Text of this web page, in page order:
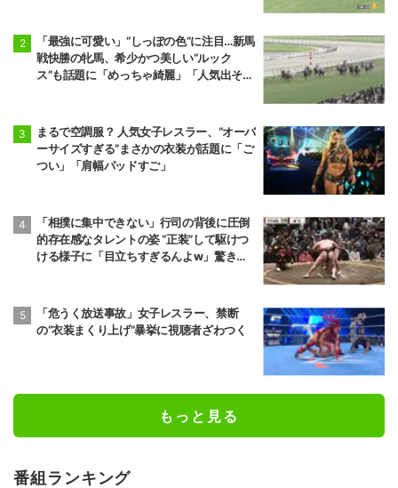
「最強に可愛い」“しっぽの色”に注目…新馬
戦快勝の牝馬、希少かつ美しい“ルック
ス”も話題に「めっちゃ綺麗」「人気出そ
まるで空調服？ 人気女子レスラー、“オーバ
ーサイズすぎる”まさかの衣装が話題に「ご
つい」「肩幅パッドすご」
「相撲に集中できない」行司の背後に圧倒
的存在感なタレントの姿 “正装”して駆けつ
ける様子に「目立ちすぎるんよw」驚きの
「危うく放送事故」女子レスラー、禁断
の“衣装まくり上げ”暴挙に視聴者ざわつく
もっと見る
番組ランキング